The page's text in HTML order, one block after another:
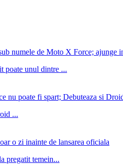
numele de Moto X Force; ajunge
poate unul dintre ...
nu poate fi spart; Debuteaza si
...
o zi inainte de lansarea oficiala
pregatit temein...